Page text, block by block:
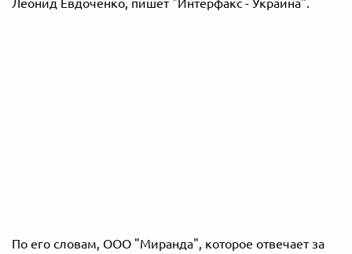
Леонид Евдоченко, пишет "Интерфакс - Украина".
По его словам, ООО "Миранда", которое отвечает за